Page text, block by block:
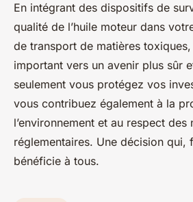
En intégrant des dispositifs de
qualité de l’huile moteur dans
de transport de matières
important vers un avenir plus sûr
seulement vous protégez vos
vous contribuez également à la
l’environnement et au respect des
réglementaires. Une décision qui,
bénéficie à tous.